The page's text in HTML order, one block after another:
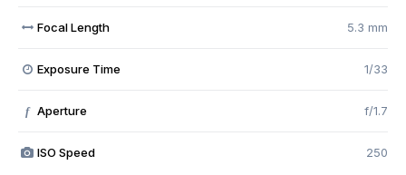
Focal Length 5.3 mm
Exposure Time 1/33
f Aperture f/1.7
ISO Speed 250